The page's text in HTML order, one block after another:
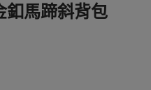
釦馬蹄斜背包